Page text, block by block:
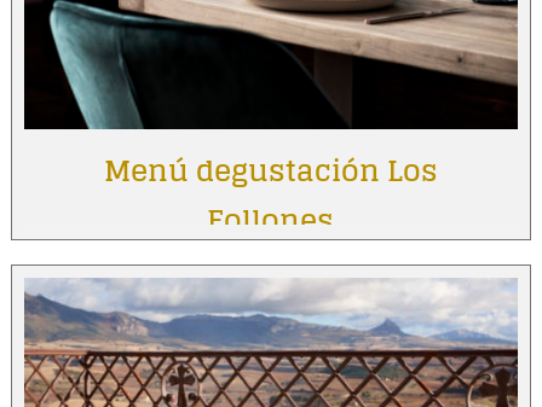
Menú degustación Los
Follones